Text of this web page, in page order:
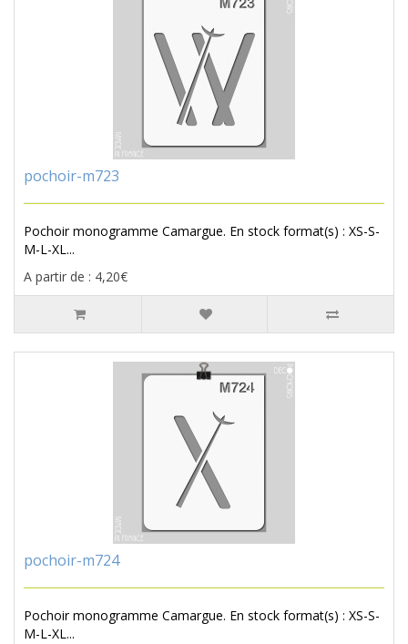
pochoir-m723
Pochoir monogramme Camargue. En stock format(s) : XS-S-
M-L-XL...
A partir de : 4,20€
pochoir-m724
Pochoir monogramme Camargue. En stock format(s) : XS-S-
M-L-XL...